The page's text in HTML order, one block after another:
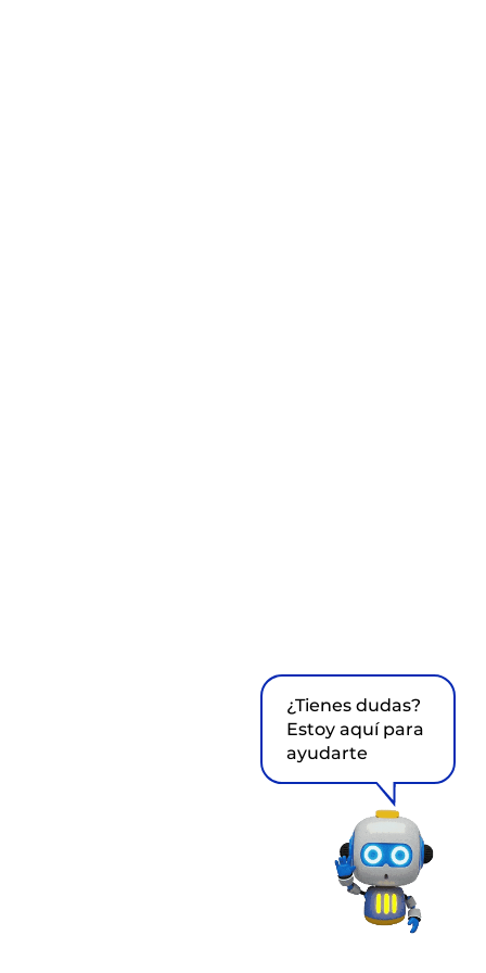
¿Tienes dudas?
Estoy aquí para
ayudarte